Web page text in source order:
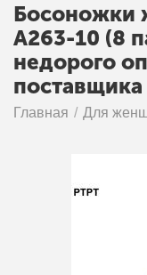
Босоножки
A263-10 (8
недорого
поставщика
Главная / Для